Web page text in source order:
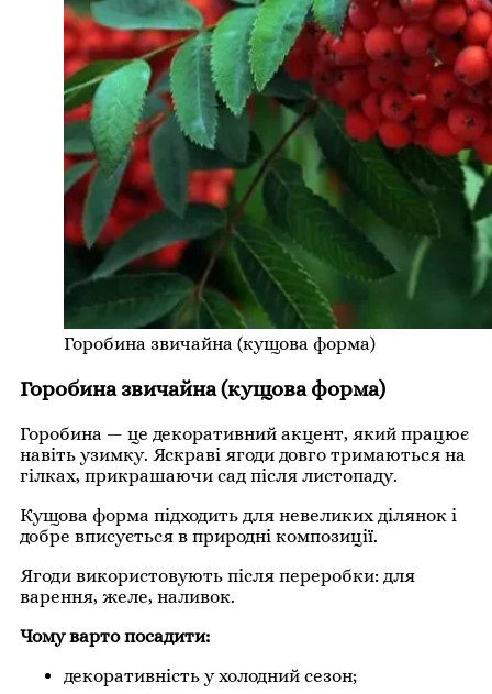
Горобина звичайна (кущова форма)
Горобина звичайна (кущова форма)
Горобина — це декоративний акцент, який працює
навіть узимку. Яскраві ягоди довго тримаються на
гілках, прикрашаючи сад після листопаду.
Кущова форма підходить для невеликих ділянок і
добре вписується в природні композиції.
Ягоди використовують після переробки: для
варення, желе, наливок.
Чому варто посадити:
декоративність у холодний сезон;